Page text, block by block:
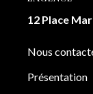
12 Place
Nous
Présentation